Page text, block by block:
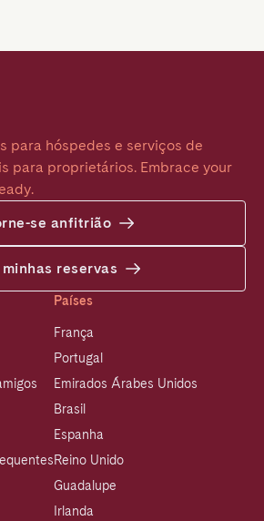
para hóspedes e serviços de
para proprietários. Embrace your
se anfitrião
reservas
Países
França
Portugal
Emirados Árabes Unidos
Brasil
Espanha
Reino Unido
Guadalupe
Irlanda